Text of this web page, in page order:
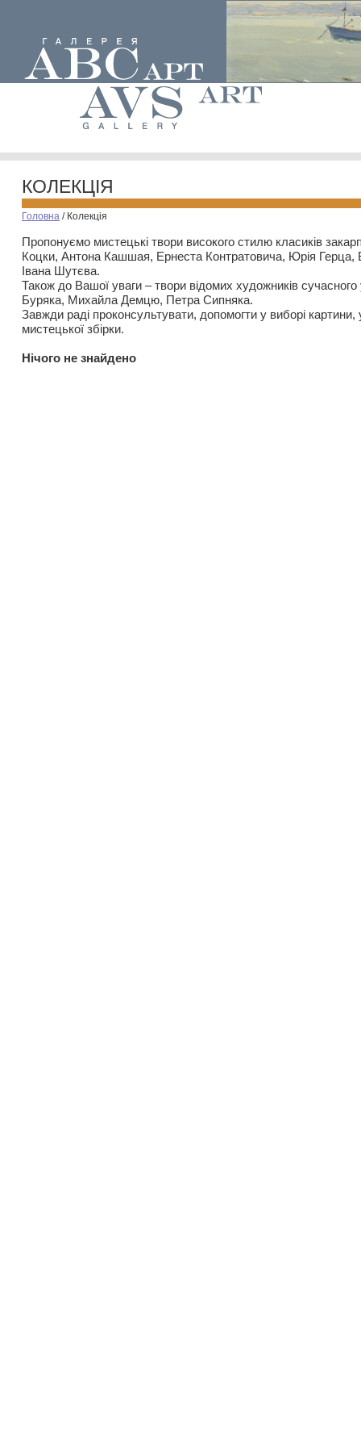
КОЛЕКЦІЯ
Головна / Колекція
Пропонуємо мистецькі твори високого стилю класиків
Коцки, Антона Кашшая, Ернеста Контратовича, Юрія
Івана Шутєва.
Також до Вашої уваги – твори відомих художників
Буряка, Михайла Демцю, Петра Сипняка.
Завжди раді проконсультувати, допомогти у виборі картини,
мистецької збірки.
Нiчого не знайдено